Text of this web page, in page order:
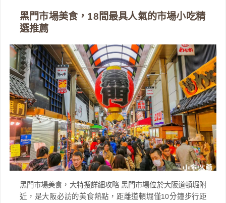
黑門市場美食，18間最具人氣的市場小吃精
選推薦
黑門市場美食，大特搜詳細攻略 黑門市場位於大阪道頓堀附
近，是大阪必訪的美食熱點，距離道頓堀僅10分鐘步行距